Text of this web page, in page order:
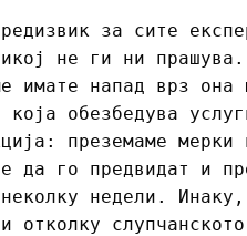
за сите
не ги ни
имате напад врз она
обезбедува
преземаме
да го предвидат и
недели.
отколку